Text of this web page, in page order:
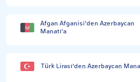
Afgan Afganisi'den Azerbaycan
Manatı'a
Türk Lirası'den Azerbaycan